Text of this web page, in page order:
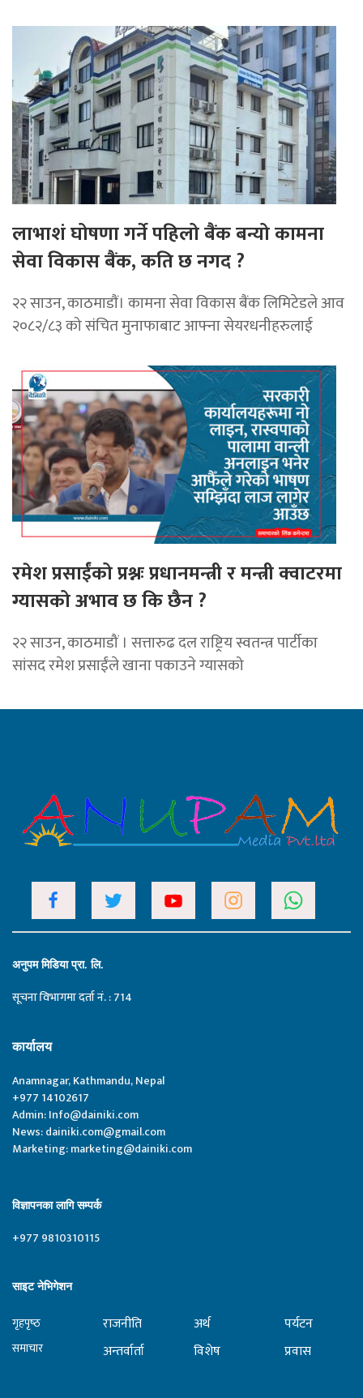
लाभाशं घोषणा गर्ने पहिलो बैंक बन्यो कामना
सेवा विकास बैंक, कति छ नगद ?
२२ साउन, काठमाडाैं। कामना सेवा विकास बैंक लिमिटेडले आव
२०८२/८३ को संचित मुनाफाबाट आफ्ना सेयरधनीहरुलाई
रमेश प्रसाईंको प्रश्नः प्रधानमन्त्री र मन्त्री क्वाटरमा
ग्यासको अभाव छ कि छैन ?
२२ साउन, काठमाडौं । सत्तारुढ दल राष्ट्रिय स्वतन्त्र पार्टीका
सांसद रमेश प्रसाईंले खाना पकाउने ग्यासको
अनुपम मिडिया प्रा. लि.
सूचना विभागमा दर्ता नं. : 714
कार्यालय
Anamnagar, Kathmandu, Nepal
+977 14102617
Admin:Info@dainiki.com
News:dainiki.com@gmail.com
Marketing:marketing@dainiki.com
विज्ञापनका लागि सम्पर्क
+977 9810310115
साइट नेभिगेशन
गृहपृष्‍ठ
समाचार
राजनीति
अन्तर्वार्ता
अर्थ
विशेष
पर्यटन
प्रवास